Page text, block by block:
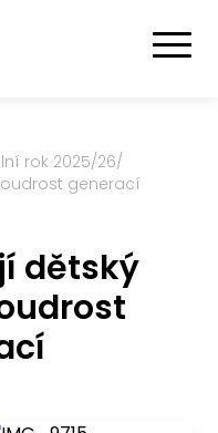
rok 2025/26/
generací
dětský